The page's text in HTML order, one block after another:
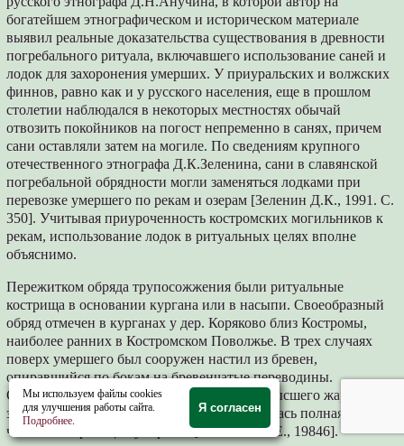
богатейшем этнографическом и историческом материале
выявил реальные доказательства существования в древности
погребального ритуала, включавшего использование саней и
лодок для захоронения умерших. У приуральских и волжских
финнов, равно как и у русского населения, еще в прошлом
столетии наблюдался в некоторых местностях обычай
отвозить покойников на погост непременно в санях, причем
сани оставляли затем на могиле. По сведениям крупного
отечественного этнографа Д.К.Зеленина, сани в славянской
погребальной обрядности могли заменяться лодками при
перевозке умершего по рекам и озерам [Зеленин Д.К., 1991. С.
350]. Учитывая приуроченность костромских могильников к
рекам, использование лодок в ритуальных целях вполне
объяснимо.
Пережитком обряда трупосожжения были ритуальные
кострища в основании кургана или в насыпи. Своеобразный
обряд отмечен в курганах у дер. Коряково близ Костромы,
наиболее ранних в Костромском Поволжье. В трех случаях
поверх умершего был сооружен настил из бревен,
опиравшийся по бокам на бревенчатые переводины.
Сооружение поджигалось и в момент наивысшего жара
засыпалось землей. Следствием этого являлась полная или
частичная кремация умерших [Леонтьев А.Е., 19846].
Мы используем файлы cookies
для улучшения работы сайта.
Подробнее.
Я согласен